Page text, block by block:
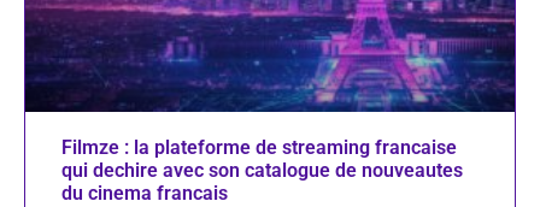
Filmze : la plateforme de streaming francaise
qui dechire avec son catalogue de nouveautes
du cinema francais